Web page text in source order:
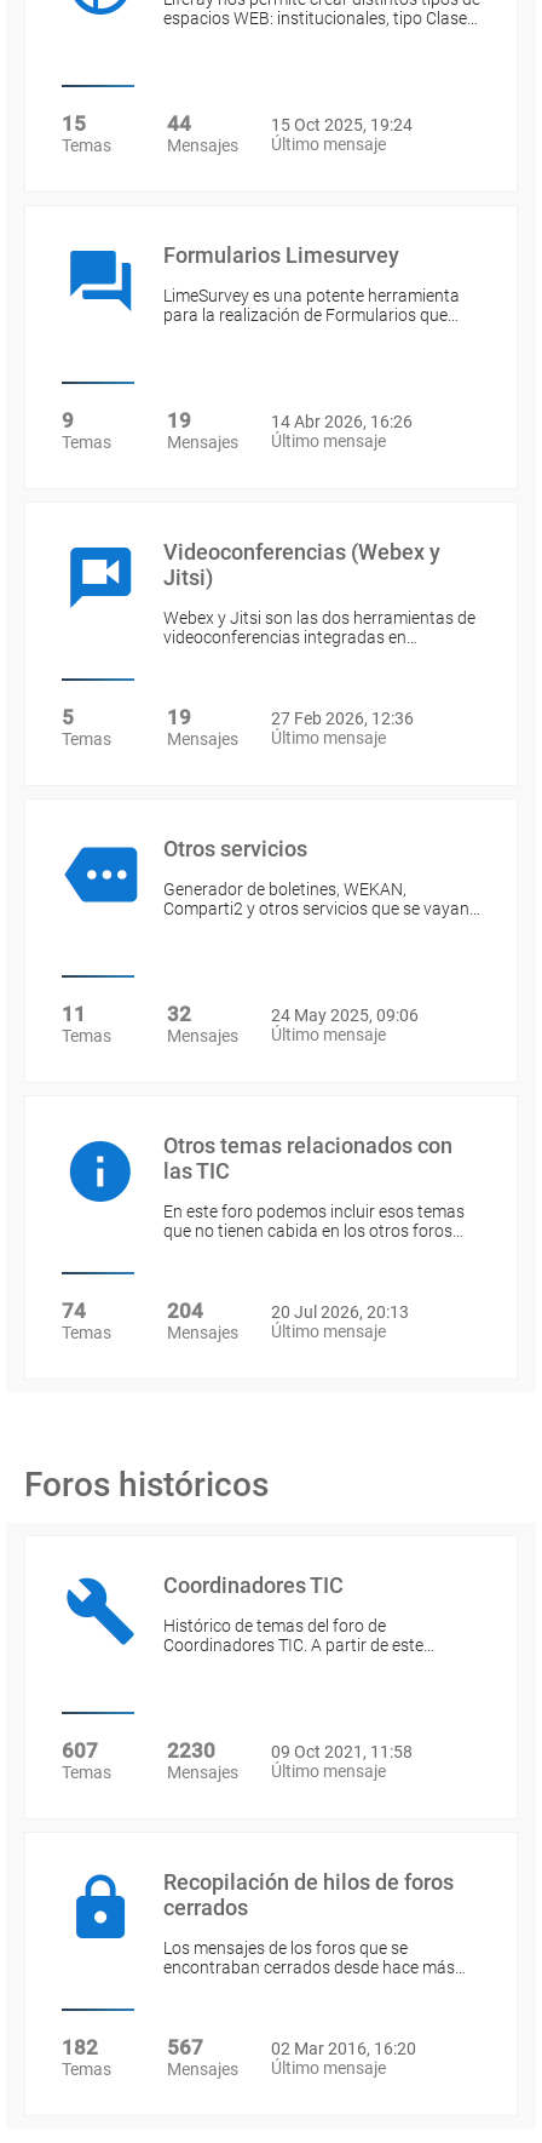
espacios WEB: institucionales, tipo Clase…
15
Temas
44
Mensajes
15 Oct 2025, 19:24
Último mensaje
Formularios Limesurvey
LimeSurvey es una potente herramienta
para la realización de Formularios que…
9
Temas
19
Mensajes
14 Abr 2026, 16:26
Último mensaje
Videoconferencias (Webex y
Jitsi)
Webex y Jitsi son las dos herramientas de
videoconferencias integradas en…
5
Temas
19
Mensajes
27 Feb 2026, 12:36
Último mensaje
Otros servicios
Generador de boletines, WEKAN,
Comparti2 y otros servicios que se vayan…
11
Temas
32
Mensajes
24 May 2025, 09:06
Último mensaje
Otros temas relacionados con
las TIC
En este foro podemos incluir esos temas
que no tienen cabida en los otros foros…
74
Temas
204
Mensajes
20 Jul 2026, 20:13
Último mensaje
Foros históricos
Coordinadores TIC
Histórico de temas del foro de
Coordinadores TIC. A partir de este…
607
Temas
2230
Mensajes
09 Oct 2021, 11:58
Último mensaje
Recopilación de hilos de foros
cerrados
Los mensajes de los foros que se
encontraban cerrados desde hace más…
182
Temas
567
Mensajes
02 Mar 2016, 16:20
Último mensaje